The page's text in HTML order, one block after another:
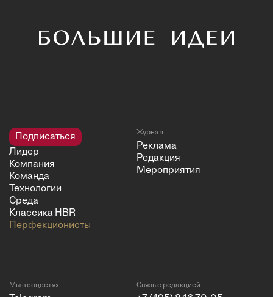
Подписаться
Лидер
Компания
Команда
Технологии
Среда
Классика HBR
Перфекционисты
Журнал
Реклама
Редакция
Мероприятия
Мы в соцсетях Связь с редакцией